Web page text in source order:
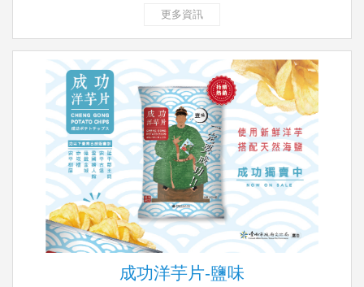
更多資訊
成功洋芋片-鹽味